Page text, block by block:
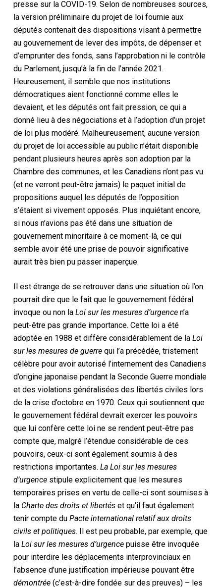
presse sur la COVID-19. Selon de nombreuses sources,
la version préliminaire du projet de loi fournie aux
députés contenait des dispositions visant à permettre
au gouvernement de lever des impôts, de dépenser et
d’emprunter des fonds, sans l’approbation ni le contrôle
du Parlement, jusqu’à la fin de l’année 2021.
Heureusement, il semble que nos institutions
démocratiques aient fonctionné comme elles le
devaient, et les députés ont fait pression, ce qui a
donné lieu à des négociations et à l’adoption d’un projet
de loi plus modéré. Malheureusement, aucune version
du projet de loi accessible au public n’était disponible
pendant plusieurs heures après son adoption par la
Chambre des communes, et les Canadiens n’ont pas vu
(et ne verront peut-être jamais) le paquet initial de
propositions auquel les députés de l’opposition
s’étaient si vivement opposés. Plus inquiétant encore,
si nous n’avions pas été dans une situation de
gouvernement minoritaire à ce moment-là, ce qui
semble avoir été une prise de pouvoir significative
aurait très bien pu passer inaperçue.
Il est étrange de se retrouver dans une situation où l’on
pourrait dire que le fait que le gouvernement fédéral
invoque ou non la Loi sur les mesures d’urgencen’a
peut-être pas grande importance. Cette loi a été
adoptée en 1988 et diffère considérablement de la Loi
sur les mesures de guerrequi l’a précédée, tristement
célèbre pour avoir autorisé l’internement des Canadiens
d’origine japonaise pendant la Seconde Guerre mondiale
et des violations généralisées des libertés civiles lors
de la crise d’octobre en 1970. Ceux qui soutiennent que
le gouvernement fédéral devrait exercer les pouvoirs
que lui confère cette loi ne se rendent peut-être pas
compte que, malgré l’étendue considérable de ces
pouvoirs, ceux-ci sont également soumis à des
restrictions importantes. La Loi sur les mesures
d’urgencestipule explicitement que les mesures
temporaires prises en vertu de celle-ci sont soumises à
la Charte des droits et libertéset qu’il faut également
tenir compte du Pacte international relatif aux droits
civils et politiques. Il est peu probable, par exemple, que
la Loi sur les mesures d’urgencepuisse être invoquée
pour interdire les déplacements interprovinciaux en
l’absence d’une justification impérieuse pouvant être
démontrée(c’est-à-dire fondée sur des preuves) – les